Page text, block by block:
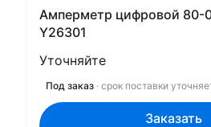
Амперметр цифровой 80-
Y26301
Уточняйте
Под заказ · срок поставки
Заказать